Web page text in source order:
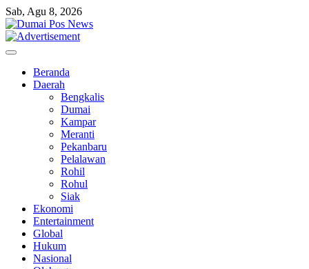
Skip
to
content
Sab, Agu 8, 2026
Beranda
Daerah
Bengkalis
Dumai
Kampar
Meranti
Pekanbaru
Pelalawan
Rohil
Rohul
Siak
Ekonomi
Entertainment
Global
Hukum
Nasional